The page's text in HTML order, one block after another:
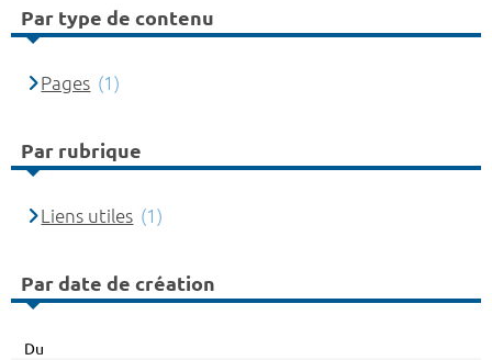
Par type de contenu
Pages (1)
Par rubrique
Liens utiles (1)
Par date de création
Du